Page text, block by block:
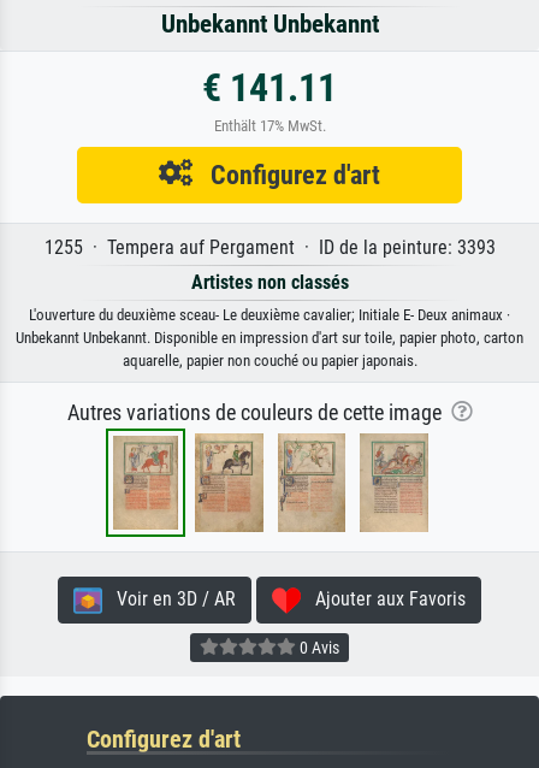
Unbekannt Unbekannt
€ 141.11
Enthält 17% MwSt.
Configurez d'art
1255 · Tempera auf Pergament · ID de la peinture: 3393
Artistes non classés
L'ouverture du deuxième sceau- Le deuxième cavalier; Initiale E- Deux animaux ·
Unbekannt Unbekannt. Disponible en impression d'art sur toile, papier photo, carton
aquarelle, papier non couché ou papier japonais.
Autres variations de couleurs de cette image
Voir en 3D / AR Ajouter aux Favoris
0 Avis
Configurez d'art